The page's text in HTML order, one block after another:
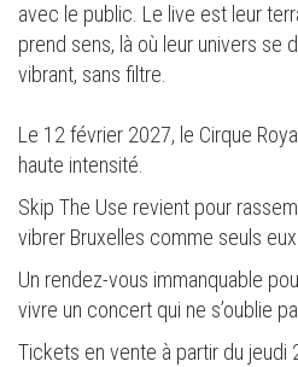
avec le public. Le live est leur
prend sens, là où leur univers se
vibrant, sans filtre.
Le 12 février 2027, le Cirque
haute intensité.
Skip The Use revient pour
vibrer Bruxelles comme seuls
Un rendez-vous immanquable
vivre un concert qui ne s’oublie
Tickets en vente à partir du jeudi